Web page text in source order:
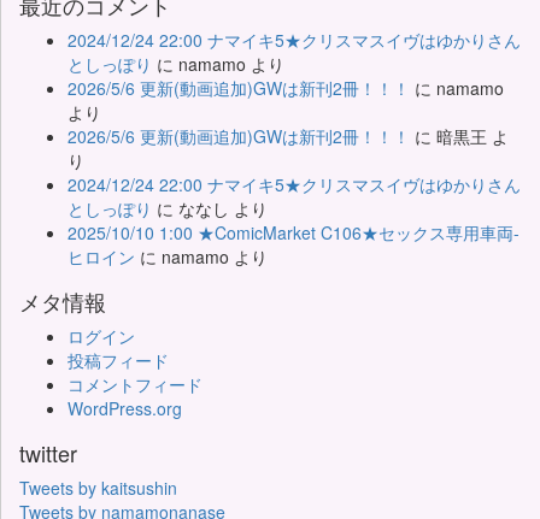
2024/12/24 22:00 ナマイキ5★クリスマスイヴはゆかりさん
としっぽり に namamo より
2026/5/6 更新(動画追加)GWは新刊2冊！！！ に namamo
より
2026/5/6 更新(動画追加)GWは新刊2冊！！！ に 暗黒王 よ
り
2024/12/24 22:00 ナマイキ5★クリスマスイヴはゆかりさん
としっぽり に ななし より
2025/10/10 1:00 ★ComicMarket C106★セックス専用車両-
ヒロイン に namamo より
メタ情報
ログイン
投稿フィード
コメントフィード
WordPress.org
twitter
Tweets by kaitsushin
Tweets by namamonanase